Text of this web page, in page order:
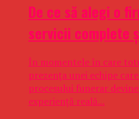
De ce să alegi o
servicii complete
În momentele în care
prezența unei echipe
procesului funerar
experiență reală...